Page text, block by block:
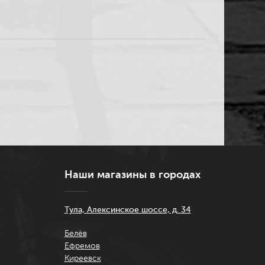
Наши магазины в городах
Тула, Алексинское шоссе, д. 34
Белёв
Ефремов
Киреевск